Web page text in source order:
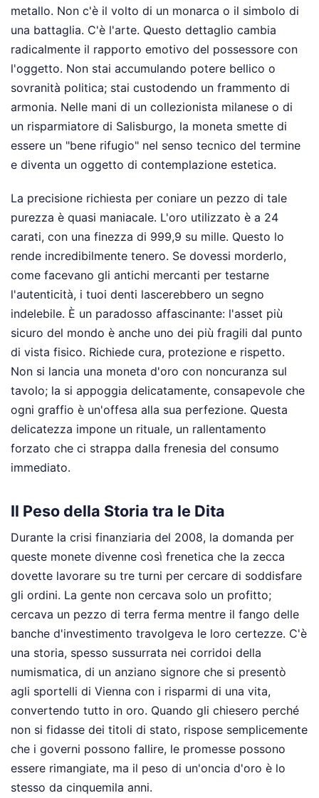
metallo. Non c'è il volto di un monarca o il simbolo di
una battaglia. C'è l'arte. Questo dettaglio cambia
radicalmente il rapporto emotivo del possessore con
l'oggetto. Non stai accumulando potere bellico o
sovranità politica; stai custodendo un frammento di
armonia. Nelle mani di un collezionista milanese o di
un risparmiatore di Salisburgo, la moneta smette di
essere un "bene rifugio" nel senso tecnico del termine
e diventa un oggetto di contemplazione estetica.
La precisione richiesta per coniare un pezzo di tale
purezza è quasi maniacale. L'oro utilizzato è a 24
carati, con una finezza di 999,9 su mille. Questo lo
rende incredibilmente tenero. Se dovessi morderlo,
come facevano gli antichi mercanti per testarne
l'autenticità, i tuoi denti lascerebbero un segno
indelebile. È un paradosso affascinante: l'asset più
sicuro del mondo è anche uno dei più fragili dal punto
di vista fisico. Richiede cura, protezione e rispetto.
Non si lancia una moneta d'oro con noncuranza sul
tavolo; la si appoggia delicatamente, consapevole che
ogni graffio è un'offesa alla sua perfezione. Questa
delicatezza impone un rituale, un rallentamento
forzato che ci strappa dalla frenesia del consumo
immediato.
Il Peso della Storia tra le Dita
Durante la crisi finanziaria del 2008, la domanda per
queste monete divenne così frenetica che la zecca
dovette lavorare su tre turni per cercare di soddisfare
gli ordini. La gente non cercava solo un profitto;
cercava un pezzo di terra ferma mentre il fango delle
banche d'investimento travolgeva le loro certezze. C'è
una storia, spesso sussurrata nei corridoi della
numismatica, di un anziano signore che si presentò
agli sportelli di Vienna con i risparmi di una vita,
convertendo tutto in oro. Quando gli chiesero perché
non si fidasse dei titoli di stato, rispose semplicemente
che i governi possono fallire, le promesse possono
essere rimangiate, ma il peso di un'oncia d'oro è lo
stesso da cinquemila anni.